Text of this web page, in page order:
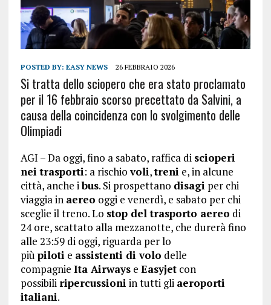
POSTED BY: EASY NEWS 26 FEBBRAIO 2026
Si tratta dello sciopero che era stato proclamato
per il 16 febbraio scorso precettato da Salvini, a
causa della coincidenza con lo svolgimento delle
Olimpiadi
AGI – Da oggi, fino a sabato, raffica di scioperi
nei trasporti: a rischiovoli,treni e, in alcune
città, anche ibus. Si prospettano disagi per chi
viaggia in aereo oggi e venerdì, e sabato per chi
sceglie il treno. Lo stop del trasporto aereo di
24 ore, scattato alla mezzanotte, che durerà fino
alle 23:59 di oggi, riguarda per lo
più piloti e assistenti di volo delle
compagnie Ita Airwayse Easyjetcon
possibili ripercussioni in tutti gli aeroporti
italiani.